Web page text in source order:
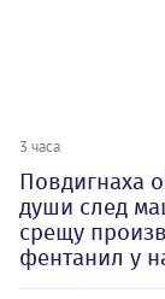
3 часа
Повдигнаха
души след
срещу
фентанил у